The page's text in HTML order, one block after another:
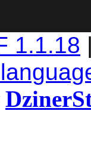
1.1.18